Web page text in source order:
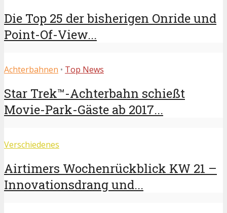
Die Top 25 der bisherigen Onride und
Point-Of-View...
Achterbahnen • Top News
Star Trek™-Achterbahn schießt
Movie-Park-Gäste ab 2017...
Verschiedenes
Airtimers Wochenrückblick KW 21 –
Innovationsdrang und...